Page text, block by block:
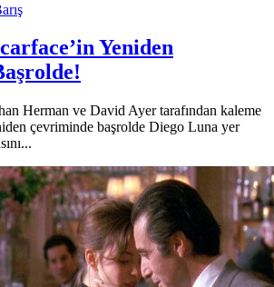
Yeniden
Herman ve David Ayer tarafından kaleme
çevriminde başrolde Diego Luna yer